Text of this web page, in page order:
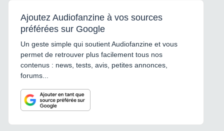
Ajoutez Audiofanzine à vos sources
préférées sur Google
Un geste simple qui soutient Audiofanzine et vous
permet de retrouver plus facilement tous nos
contenus : news, tests, avis, petites annonces,
forums...